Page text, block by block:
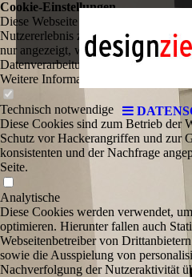
Cookie-Einstellungen
Diese Webseite verwendet Cookies,
Nutzererlebnis zu bieten. Bestimmte
nur angezeigt, wenn die
Datenverarbeitung kann dann auch
Weitere Informationen hierzu in der
Technisch notwendige
Diese Cookies sind zum Betrieb der
Schutz vor Hackerangriffen und zur
konsistenten und der Nachfrage
Seite.
Analytische
Diese Cookies werden verwendet,
optimieren. Hierunter fallen auch
Webseitenbetreiber von
sowie die Ausspielung von
Nachverfolgung der Nutzeraktivität